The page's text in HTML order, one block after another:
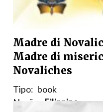
Madre di
Madre di
Novaliches
Tipo: book
Nação:
Filippine